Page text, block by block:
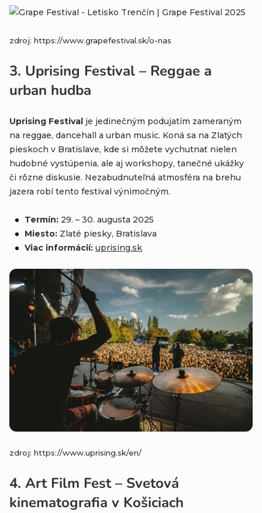
zdroj: https://www.grapefestival.sk/o-nas
3. Uprising Festival – Reggae a
urban hudba
Uprising Festival je jedinečným podujatím zameraným
na reggae, dancehall a urban music. Koná sa na Zlatých
pieskoch v Bratislave, kde si môžete vychutnať nielen
hudobné vystúpenia, ale aj workshopy, tanečné ukážky
či rôzne diskusie. Nezabudnuteľná atmosféra na brehu
jazera robí tento festival výnimočným.
Termín: 29. – 30. augusta 2025
Miesto: Zlaté piesky, Bratislava
Viac informácií: uprising.sk
zdroj: https://www.uprising.sk/en/
4. Art Film Fest – Svetová
kinematografia v Košiciach